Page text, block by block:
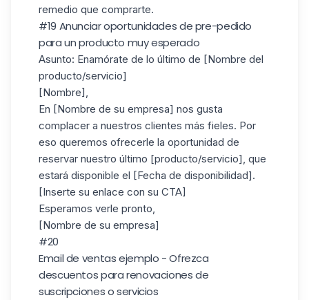
remedio que comprarte.
#19 Anunciar oportunidades de pre-pedido
para un producto muy esperado
Asunto: Enamórate de lo último de [Nombre del
producto/servicio]
[Nombre],
En [Nombre de su empresa] nos gusta
complacer a nuestros clientes más fieles. Por
eso queremos ofrecerle la oportunidad de
reservar nuestro último [producto/servicio], que
estará disponible el [Fecha de disponibilidad].
[Inserte su enlace con su CTA]
Esperamos verle pronto,
[Nombre de su empresa]
#20
Email de ventas ejemplo - Ofrezca
descuentos para renovaciones de
suscripciones o servicios